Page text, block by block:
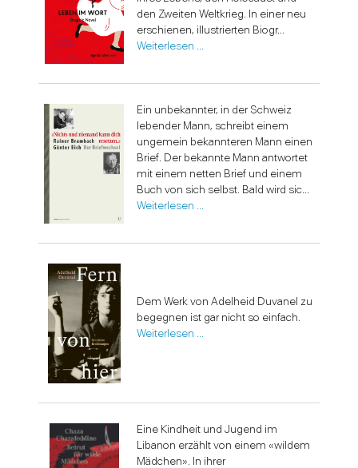
den Zweiten Weltkrieg. In einer neu
erschienen, illustrierten Biogr...
Weiterlesen …
Ein unbekannter, in der Schweiz
lebender Mann, schreibt einem
ungemein bekannteren Mann einen
Brief. Der bekannte Mann antwortet
mit einem netten Brief und einem
Buch von sich selbst. Bald wird sic...
Weiterlesen …
Dem Werk von Adelheid Duvanel zu
begegnen ist gar nicht so einfach.
Weiterlesen …
Eine Kindheit und Jugend im
Libanon erzählt von einem «wildem
Mädchen». In ihrer